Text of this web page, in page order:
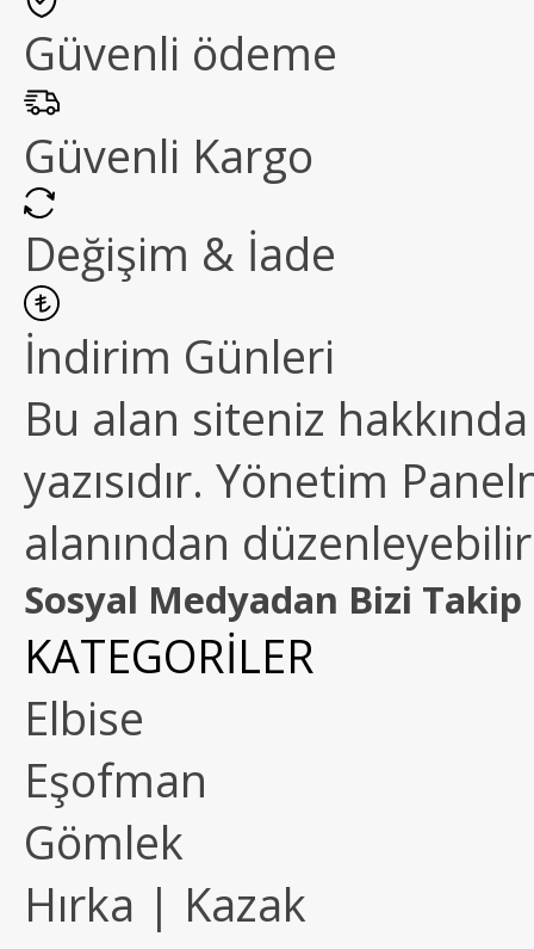
Güvenli ödeme
Güvenli Kargo
Değişim & İade
İndirim Günleri
Bu alan siteniz
yazısıdır. Yönetim
alanından
Sosyal Medyadan Bizi Takip
KATEGORİLER
Elbise
Eşofman
Gömlek
Hırka | Kazak